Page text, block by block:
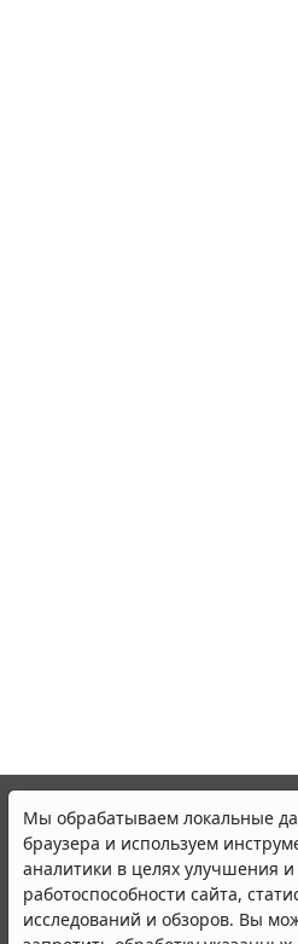
Мы обрабатываем локальные
браузера и используем
аналитики в целях улучшения
работоспособности сайта,
исследований и обзоров. Вы
© ООО "НПП "ГАРАНТ-СЕРВИС",
участниками Российской
Все права на материалы сайта
Полное или частичное
Правила использования портала.